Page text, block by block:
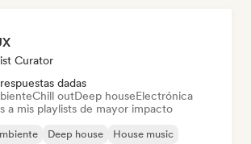
Curator
dadas
Chill outDeep houseElectrónica
a mis playlists de mayor impacto
Deep house
House music